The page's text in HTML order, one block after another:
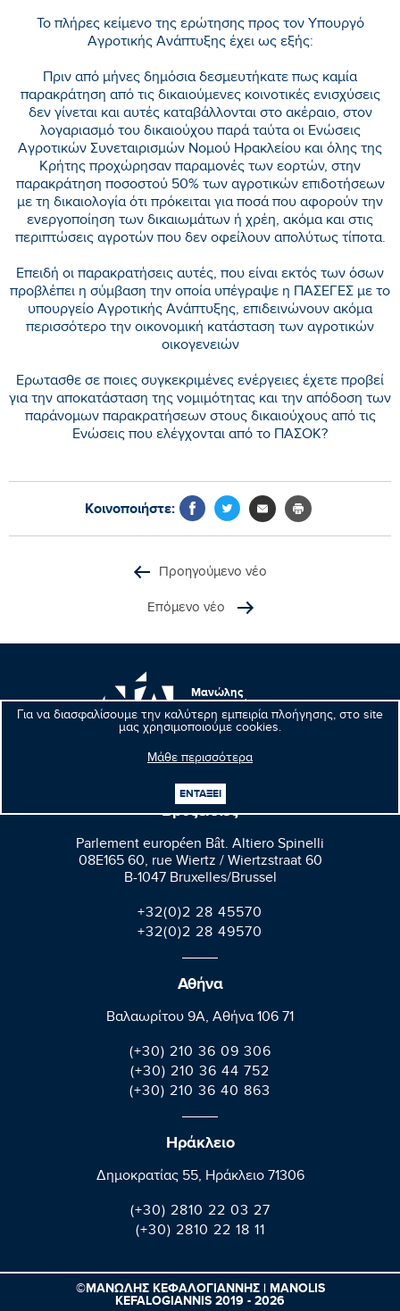
Για να διασφαλίσουμε την καλύτερη εμπειρία πλοήγησης, στο site
μας χρησιμοποιούμε cookies.
Μάθε περισσότερα
ΕΝΤΑΞΕΙ
Το πλήρες κείμενο της ερώτησης προς τον Υπουργό
Αγροτικής Ανάπτυξης έχει ως εξής:
Πριν από μήνες δημόσια δεσμευτήκατε πως καμία
παρακράτηση από τις δικαιούμενες κοινοτικές ενισχύσεις
δεν γίνεται και αυτές καταβάλλονται στο ακέραιο, στον
λογαριασμό του δικαιούχου παρά ταύτα οι Ενώσεις
Αγροτικών Συνεταιρισμών Νομού Ηρακλείου και όλης της
Κρήτης προχώρησαν παραμονές των εορτών, στην
παρακράτηση ποσοστού 50% των αγροτικών επιδοτήσεων
με τη δικαιολογία ότι πρόκειται για ποσά που αφορούν την
ενεργοποίηση των δικαιωμάτων ή χρέη, ακόμα και στις
περιπτώσεις αγροτών που δεν οφείλουν απολύτως τίποτα.
Επειδή οι παρακρατήσεις αυτές, που είναι εκτός των όσων
προβλέπει η σύμβαση την οποία υπέγραψε η ΠΑΣΕΓΕΣ με το
υπουργείο Αγροτικής Ανάπτυξης, επιδεινώνουν ακόμα
περισσότερο την οικονομική κατάσταση των αγροτικών
οικογενειών
Ερωτασθε σε ποιες συγκεκριμένες ενέργειες έχετε προβεί
για την αποκατάσταση της νομιμότητας και την απόδοση των
παράνομων παρακρατήσεων στους δικαιούχους από τις
Ενώσεις που ελέγχονται από το ΠΑΣΟΚ?
Κοινοποιήστε:
Προηγούμενο νέο
Επόμενο νέο
Μανώλης
Κεφαλογιάννης
Ευρωβουλευτής
Βρυξέλλες
Parlement européen Bât. Altiero Spinelli
08E165 60, rue Wiertz / Wiertzstraat 60
B-1047 Bruxelles/Brussel
+32(0)2 28 45570
+32(0)2 28 49570
Αθήνα
Βαλαωρίτου 9A, Aθήνα 106 71
(+30) 210 36 09 306
(+30) 210 36 44 752
(+30) 210 36 40 863
Ηράκλειο
Δημοκρατίας 55, Ηράκλειο 71306
(+30) 2810 22 03 27
(+30) 2810 22 18 11
©ΜΑΝΩΛΗΣ ΚΕΦΑΛΟΓΙΑΝΝΗΣ | MANOLIS
KEFALOGIANNIS 2019 - 2026